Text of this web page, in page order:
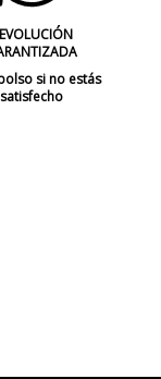
si no estás
satisfecho